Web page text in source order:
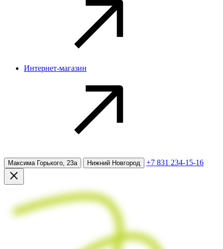
Интернет-магазин
Максима Горького, 23а Нижний Новгород +7 831 234-15-16